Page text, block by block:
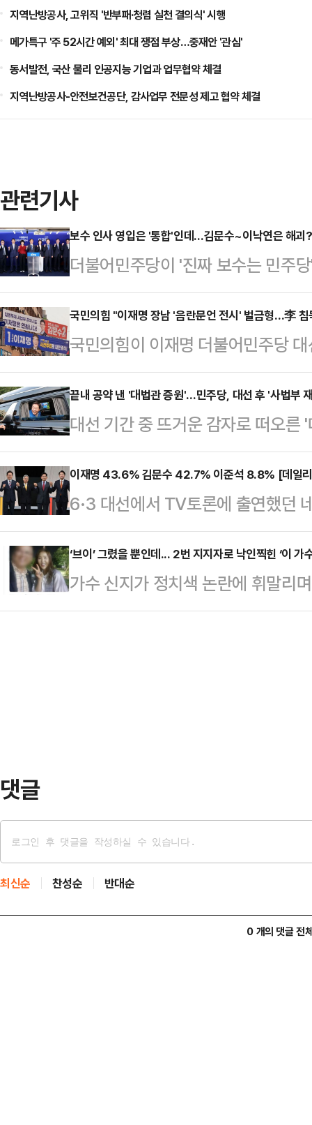
지역난방공사, 고위직 '반부패·청렴 실천 결의식' 시행
메가특구 '주 52시간 예외' 최대 쟁점 부상…중재안 '관심'
동서발전, 국산 물리 인공지능 기업과 업무협약 체결
지역난방공사-안전보건공단, 감사업무 전문성 제고 협약 체결
관련기사
보수 인사 영입은 '통합'인데…김문수~이낙연은 해괴
더불어민주당이 '진짜 보수는 민주
사를 영입한 상황에서, 정작 김문수
당 상임고문의 연대에 대해서는 강
는 진영을 가리지 않은 연대가 민주
국민의힘과 관련된 연대에는 부정
는 지적도 나온다.이재명 민주당
튜디오에서 국내 주식시장 활성화
났다. 이 자리에서 그…
국민의힘 "이재명 장남 '음란문언 전시' 벌금형…李 침
국민의힘이 이재명 더불어민주당
문언 전시 혐의로 500만원 벌금형
의 '침묵'을 문제삼고 나섰다.김혜
변인은 28일 오후 논평에서 "언론
가 상습도박과 음란문언 전시 혐의
"이 씨는 불법도박 관련 게시글을
성적 수치심을 유발하는 발언을 수
열었다.이어 "그…
끝내 공약 낸 '대법관 증원'…민주당, 대선 후 '사법부
대선 기간 중 뜨거운 감자로 떠오른
대선 후보 정책 공약집에 담겼다.
압박'으로 비춰질 것을 우려해 철회
약의 취지는 그간 민주당이 꾸준히
국민 신뢰도 제고다. 그러나 국민의
스크 방탄을 위한 '사법부 겁박용' '
고 있다.민주당 중앙선대위는 28일
대선 정책 공약…
이재명 43.6% 김문수 42.7% 이준석 8.8% [데일
6·3 대선에서 TV토론에 출연했던
문한 결과, 이재명 더불어민주당
42.7%를 기록했다. 두 후보 간 격
다.'호텔경제학' '커피 원가 120원' '
논란과 김문수 후보의 뒷심이 맞물
‘브이’ 그렸을 뿐인데... 2번 지지자로 낙인찍힌 ‘이 가
가수 신지가 정치색 논란에 휘말리
소셜미디어(SNS)에 “신지 기호 2
댓글
최신순 찬성순 반대순
0 개의 댓글 전